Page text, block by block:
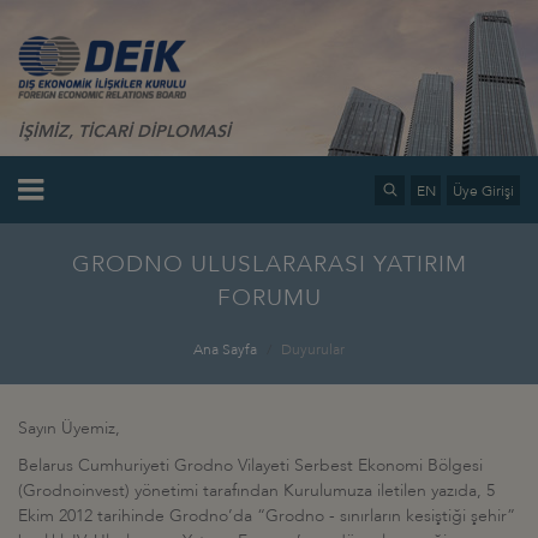
İŞİMİZ, TİCARİ DİPLOMASİ
EN Üye Girişi
GRODNO ULUSLARARASI YATIRIM
FORUMU
Ana Sayfa Duyurular
Sayın Üyemiz,
Belarus Cumhuriyeti Grodno Vilayeti Serbest Ekonomi Bölgesi
(Grodnoinvest) yönetimi tarafından Kurulumuza iletilen yazıda, 5
Ekim 2012 tarihinde Grodno’da “Grodno - sınırların kesiştiği şehir”